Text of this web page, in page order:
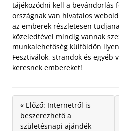
tájékozódni kell a bevándorlás
országnak van hivatalos
az emberek részletesen
közeledtével mindig vannak
munkalehetőség külföldön
Fesztiválok, strandok és egyéb
keresnek embereket!
« Előző: Internetről is
beszerezhető a
születésnapi ajándék